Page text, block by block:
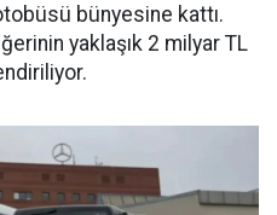
bünyesine kattı.
yaklaşık 2 milyar TL